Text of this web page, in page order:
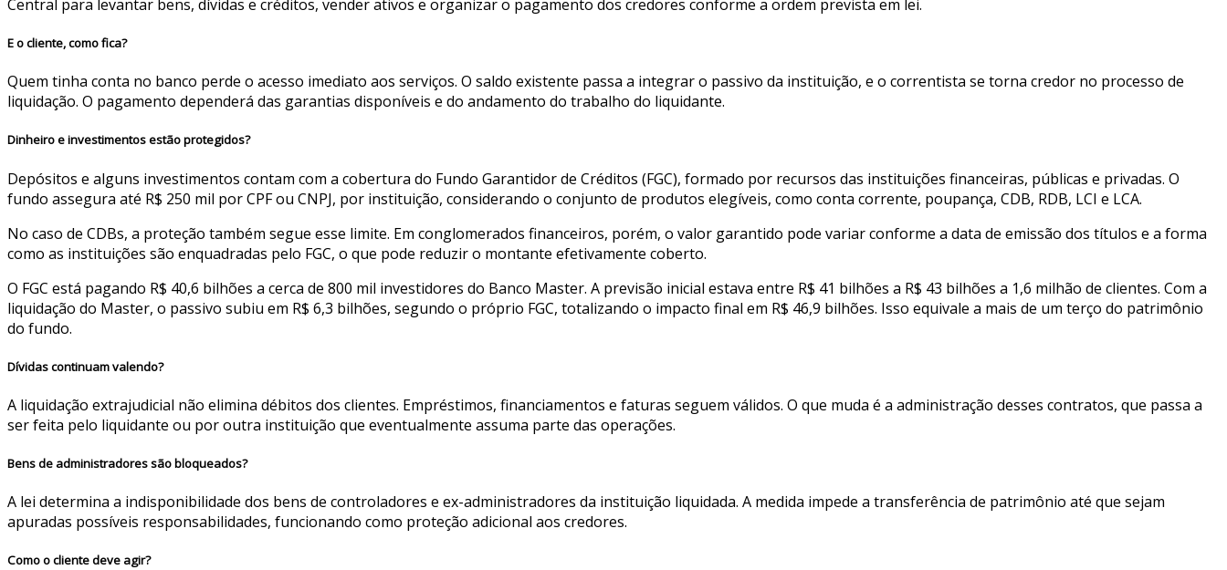
Central para levantar bens, dívidas e créditos, vender ativos e organizar o pagamento dos credores conforme a ordem prevista em lei.
E o cliente, como fica?
Quem tinha conta no banco perde o acesso imediato aos serviços. O saldo existente passa a integrar o passivo da instituição, e o correntista se torna credor no processo de
liquidação. O pagamento dependerá das garantias disponíveis e do andamento do trabalho do liquidante.
Dinheiro e investimentos estão protegidos?
Depósitos e alguns investimentos contam com a cobertura do Fundo Garantidor de Créditos (FGC), formado por recursos das instituições financeiras, públicas e privadas. O
fundo assegura até R$ 250 mil por CPF ou CNPJ, por instituição, considerando o conjunto de produtos elegíveis, como conta corrente, poupança, CDB, RDB, LCI e LCA.
No caso de CDBs, a proteção também segue esse limite. Em conglomerados financeiros, porém, o valor garantido pode variar conforme a data de emissão dos títulos e a forma
como as instituições são enquadradas pelo FGC, o que pode reduzir o montante efetivamente coberto.
O FGC está pagando R$ 40,6 bilhões a cerca de 800 mil investidores do Banco Master. A previsão inicial estava entre R$ 41 bilhões a R$ 43 bilhões a 1,6 milhão de clientes. Com a
liquidação do Master, o passivo subiu em R$ 6,3 bilhões, segundo o próprio FGC, totalizando o impacto final em R$ 46,9 bilhões. Isso equivale a mais de um terço do patrimônio
do fundo.
Dívidas continuam valendo?
A liquidação extrajudicial não elimina débitos dos clientes. Empréstimos, financiamentos e faturas seguem válidos. O que muda é a administração desses contratos, que passa a
ser feita pelo liquidante ou por outra instituição que eventualmente assuma parte das operações.
Bens de administradores são bloqueados?
A lei determina a indisponibilidade dos bens de controladores e ex-administradores da instituição liquidada. A medida impede a transferência de patrimônio até que sejam
apuradas possíveis responsabilidades, funcionando como proteção adicional aos credores.
Como o cliente deve agir?